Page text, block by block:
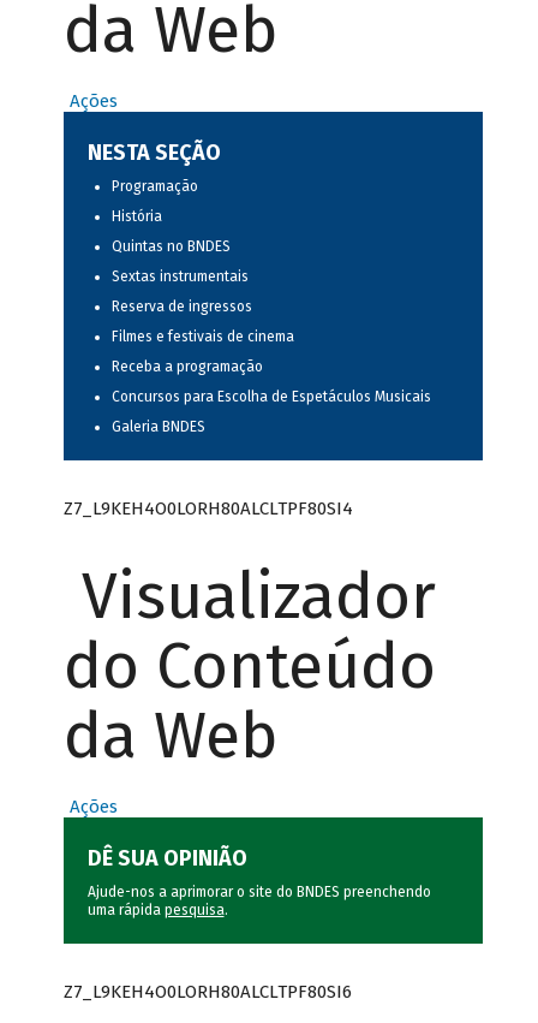
da Web
Ações
NESTA SEÇÃO
Programação
História
Quintas no BNDES
Sextas instrumentais
Reserva de ingressos
Filmes e festivais de cinema
Receba a programação
Concursos para Escolha de Espetáculos Musicais
Galeria BNDES
Z7_L9KEH4O0LORH80ALCLTPF80SI4
Visualizador
do Conteúdo
da Web
Ações
DÊ SUA OPINIÃO
Ajude-nos a aprimorar o site do BNDES preenchendo
uma rápida pesquisa.
Z7_L9KEH4O0LORH80ALCLTPF80SI6